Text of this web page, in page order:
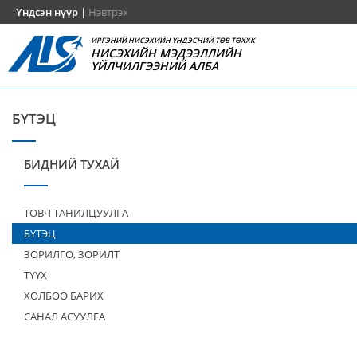
Үндсэн нүүр | Нэвтрэх
ИРГЭНИЙ НИСЭХИЙН ҮНДЭСНИЙ ТӨВ ТӨХХК
НИСЭХИЙН МЭДЭЭЛЛИЙН
ҮЙЛЧИЛГЭЭНИЙ АЛБА
БҮТЭЦ
БИДНИЙ ТУХАЙ
ТОВЧ ТАНИЛЦУУЛГА
БҮТЭЦ
ЗОРИЛГО, ЗОРИЛТ
ТҮҮХ
ХОЛБОО БАРИХ
САНАЛ АСУУЛГА